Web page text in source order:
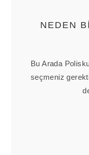
NEDEN
Bu Arada
seçmeniz